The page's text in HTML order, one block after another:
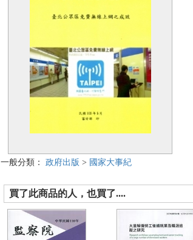
一般分類： 政府出版 > 國家大事紀
買了此商品的人，也買了....